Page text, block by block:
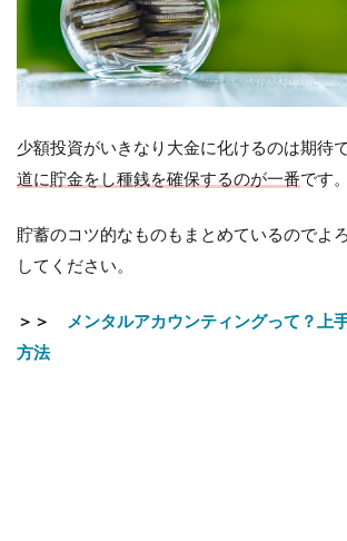
少額投資がいきなり大金に化けるのは期待
道に貯金をし種銭を確保するのが一番です。
貯蓄のコツ的なものもまとめているのでよ
してください。
＞＞
メンタルアカウンティングって？上
方法